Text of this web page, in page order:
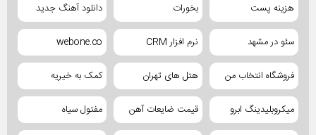
هزینه پست بخورات دانلود آهنگ جدید
سئو در مشهد نرم افزار CRM webone.co
فروشگاه انتخاب من هتل های تهران کمک به خیریه
میکروبلیدینگ ابرو قیمت ضایعات آهن مفتول سیاه